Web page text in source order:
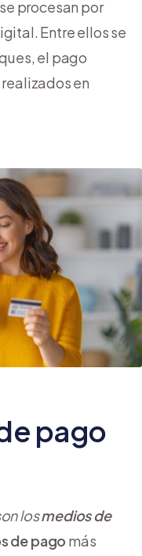
procesan por
Entre ellos se
el pago
en
pago
losmedios de
de pago más